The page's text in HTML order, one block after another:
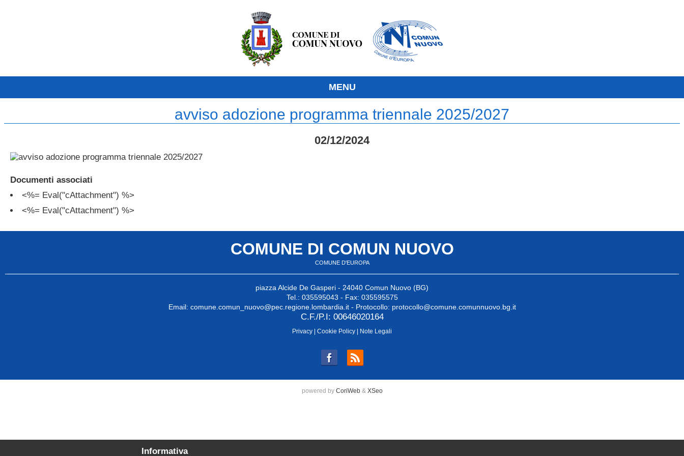
MENU
avviso adozione programma triennale 2025/2027
02/12/2024
Documenti associati
<%= Eval("cAttachment") %>
<%= Eval("cAttachment") %>
COMUNE DI COMUN NUOVO
COMUNE D'EUROPA
piazza Alcide De Gasperi - 24040 Comun Nuovo (BG)
Tel.: 035595043 - Fax: 035595575
Email: comune.comun_nuovo@pec.regione.lombardia.it- Protocollo: protocollo@comune.comunnuovo.bg.it
C.F./P.I: 00646020164
Privacy Cookie Policy Note Legali
powered by CoriWeb& XSeo
Informativa